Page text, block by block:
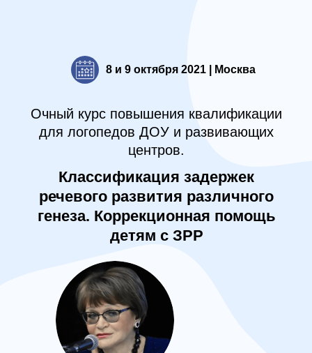
Классификация задержек
речевого развития различного
генеза. Коррекционная помощь
детям с ЗРР
Очный курс повышения квалификации
для логопедов ДОУ и развивающих
центров.
8 и 9 октября 2021 | Москва